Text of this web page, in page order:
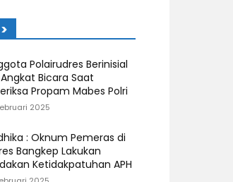
Polairudres Berinisial
Bicara Saat
Propam Mabes Polri
2025
: Oknum Pemeras di
Bangkep Lakukan
Ketidakpatuhan APH